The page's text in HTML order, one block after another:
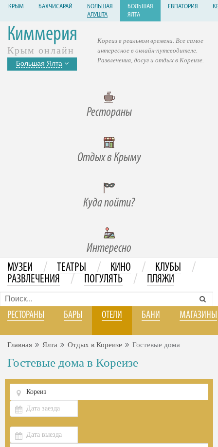
КРЫМ БАХЧИСАРАЙ
БОЛЬШАЯ
АЛУШТА
БОЛЬШАЯ
ЯЛТА
ЕВПАТОРИЯ
Киммерия
Крым онлайн
Большая Ялта
Рестораны
Отдых в Крыму
Куда пойти?
Интересно
Кореиз в реальном времени. Все самое
интересное в онлайн-путеводителе.
Развлечения, досуг и отдых в Кореизе.
МУЗЕИ / ТЕАТРЫ / КИНО / КЛУБЫ /
РАЗВЛЕЧЕНИЯ / ПОГУЛЯТЬ / ПЛЯЖИ
РЕСТОРАНЫ БАРЫ ОТЕЛИ БАНИ МАГАЗИНЫ
Главная Ялта Отдых в Кореизе Гостевые дома
Гостевые дома в Кореизе